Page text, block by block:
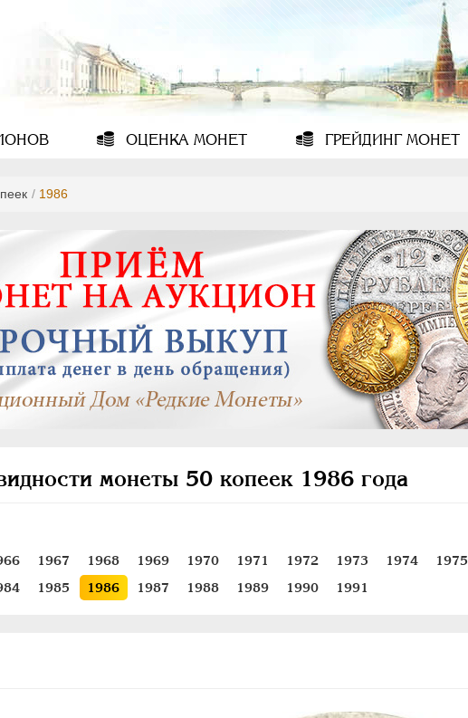
ОЦЕНКА МОНЕТ ГРЕЙДИНГМОНЕТ
/ 1986
монеты 50 копеек 1986 года
1967 1968 1969 1970 1971 1972 1973 1974 1975
1985 1986 1987 1988 1989 1990 1991